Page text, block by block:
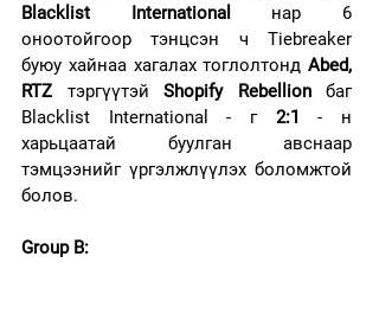
Blacklist International
нар 6
оноотойгоор тэнцсэн ч Tiebreaker
буюу хайнаа хагалах тоглолтонд Abed,
RTZ тэргүүтэй Shopify Rebellion баг
Blacklist International - г 2:1
- н
харьцаатай буулган авснаар
тэмцээнийг үргэлжлүүлэх боломжтой
болов.
Group B: